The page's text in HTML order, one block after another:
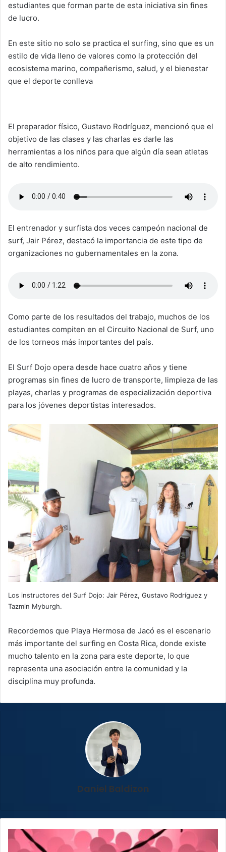
estudiantes que forman parte de esta iniciativa sin fines
de lucro.
En este sitio no solo se practica el surfing, sino que es un
estilo de vida lleno de valores como la protección del
ecosistema marino, compañerismo, salud, y el bienestar
que el deporte conlleva
El preparador físico, Gustavo Rodríguez, mencionó que el
objetivo de las clases y las charlas es darle las
herramientas a los niños para que algún día sean atletas
de alto rendimiento.
El entrenador y surfista dos veces campeón nacional de
surf, Jair Pérez, destacó la importancia de este tipo de
organizaciones no gubernamentales en la zona.
Como parte de los resultados del trabajo, muchos de los
estudiantes compiten en el Circuito Nacional de Surf, uno
de los torneos más importantes del país.
El Surf Dojo opera desde hace cuatro años y tiene
programas sin fines de lucro de transporte, limpieza de las
playas, charlas y programas de especialización deportiva
para los jóvenes deportistas interesados.
Los instructores del Surf Dojo: Jair Pérez, Gustavo Rodríguez y
Tazmin Myburgh.
Recordemos que Playa Hermosa de Jacó es el escenario
más importante del surfing en Costa Rica, donde existe
mucho talento en la zona para este deporte, lo que
representa una asociación entre la comunidad y la
disciplina muy profunda.
Daniel Baldizon
UNA:
Estado